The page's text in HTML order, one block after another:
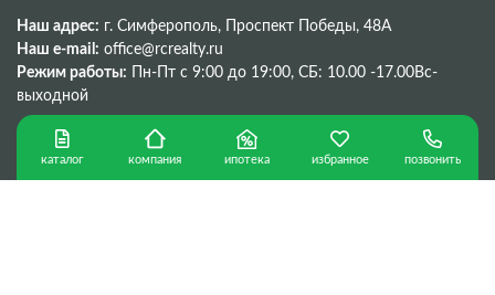
каталог компания ипотека избранное позвонить
Наш адрес: г. Симферополь, Проспект Победы, 48A
Наш e-mail: office@rcrealty.ru
Режим работы:
Пн-Пт с 9:00 до 19:00, СБ: 10.00 -17.00Вс-
выходной